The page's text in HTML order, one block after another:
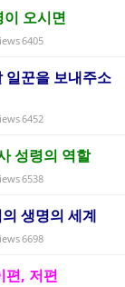
오시면
6405
일꾼을 보내주소
6452
성령의 역할
6538
생명의 세계
6698
편, 저편